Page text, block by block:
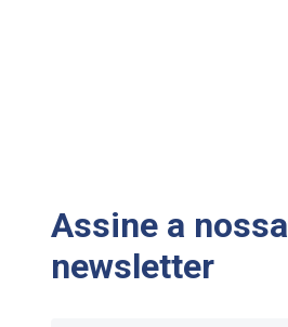
Assine a nossa
newsletter